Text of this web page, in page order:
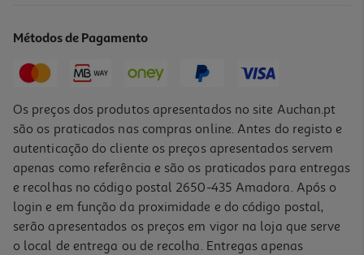
-31%
Métodos de Pagamento
Os preços dos produtos apresentados no site Auchan.pt
são os praticados nas compras online. Antes do registo e
autenticação do cliente os preços apresentados servem
apenas como referência e são os praticados para entregas
e recolhas no código postal 2650-435 Amadora. Após o
login e em função da proximidade e do código postal,
serão apresentados os preços em vigor na loja que serve
o local de entrega ou de recolha. Entregas apenas